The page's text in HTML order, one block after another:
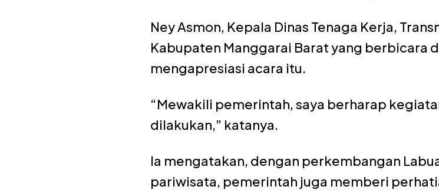
Ney Asmon, Kepala Dinas Tenaga Kerja,
Kabupaten Manggarai Barat yang berbicara
mengapresiasi acara itu.
“Mewakili pemerintah, saya berharap
dilakukan,” katanya.
Ia mengatakan, dengan perkembangan
pariwisata, pemerintah juga memberi